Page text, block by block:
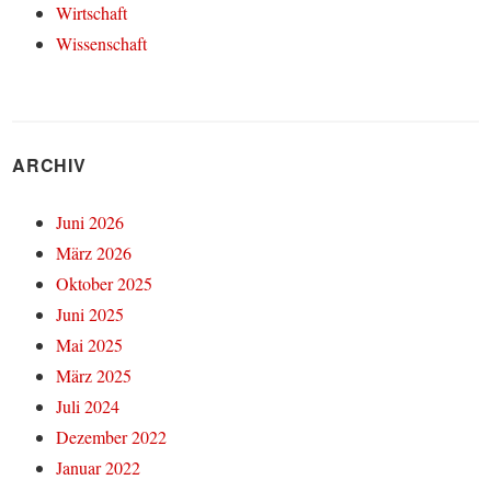
Wirtschaft
Wissenschaft
ARCHIV
Juni 2026
März 2026
Oktober 2025
Juni 2025
Mai 2025
März 2025
Juli 2024
Dezember 2022
Januar 2022